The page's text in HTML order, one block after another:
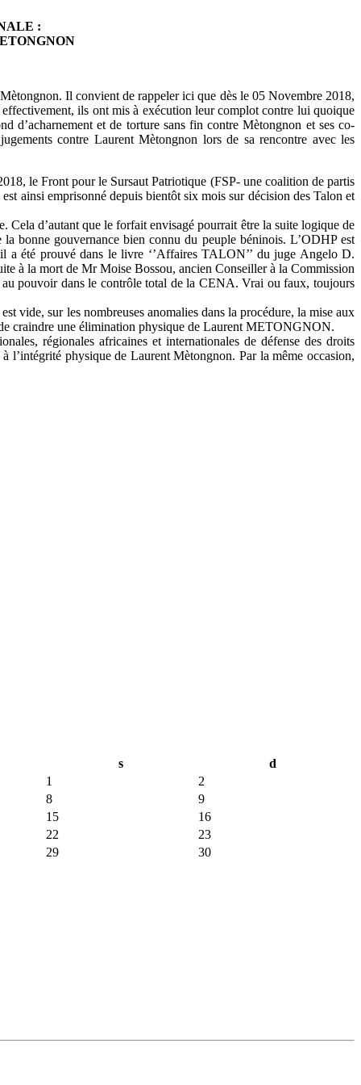
:
Il convient de rappeler ici que dès le 05 Novembre 2018,
ils ont mis à exécution leur complot contre lui quoique
d’acharnement et de torture sans fin contre Mètongnon et ses co-
contre Laurent Mètongnon lors de sa rencontre avec les
le Front pour le Sursaut Patriotique (FSP- une coalition de partis
ainsi emprisonné depuis bientôt six mois sur décision des Talon et
Cela d’autant que le forfait envisagé pourrait être la suite logique de
bonne gouvernance bien connu du peuple béninois. L’ODHP est
a été prouvé dans le livre ‘’Affaires TALON’’ du juge Angelo D.
à la mort de Mr Moise Bossou, ancien Conseiller à la Commission
pouvoir dans le contrôle total de la CENA. Vrai ou faux, toujours
vide, sur les nombreuses anomalies dans la procédure, la mise aux
craindre une élimination physique de Laurent METONGNON.
régionales africaines et internationales de défense des droits
l’intégrité physique de Laurent Mètongnon. Par la même occasion,
s
d
1
2
8
9
15
16
22
23
29
30